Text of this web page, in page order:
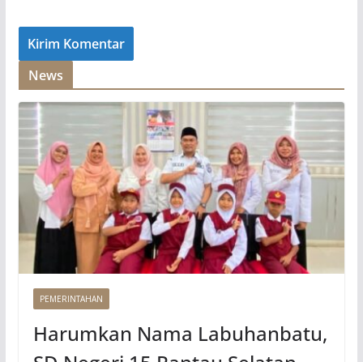
News
PEMERINTAHAN
Harumkan Nama Labuhanbatu,